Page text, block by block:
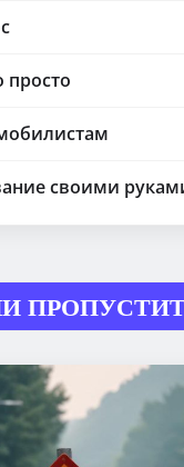
просто
своими